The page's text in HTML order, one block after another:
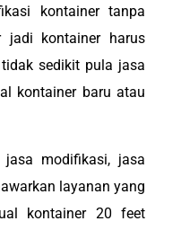
kontainer tanpa
jadi kontainer harus
sedikit pula jasa
kontainer baru atau
jasa modifikasi, jasa
layanan yang
kontainer 20 feet